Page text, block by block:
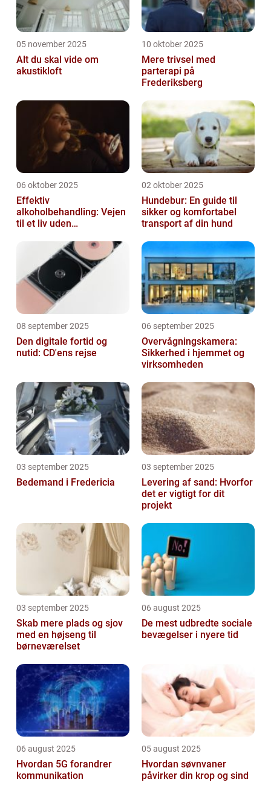
05 november 2025
Alt du skal vide om
akustikloft
10 oktober 2025
Mere trivsel med
parterapi på
Frederiksberg
06 oktober 2025
Effektiv
alkoholbehandling: Vejen
til et liv uden
02 oktober 2025
Hundebur: En guide til
sikker og komfortabel
transport af din hund
08 september 2025
Den digitale fortid og
nutid: CD'ens rejse
06 september 2025
Overvågningskamera:
Sikkerhed i hjemmet og
virksomheden
03 september 2025
Bedemand i Fredericia
03 september 2025
Levering af sand: Hvorfor
det er vigtigt for dit
projekt
03 september 2025
Skab mere plads og sjov
med en højseng til
børneværelset
06 august 2025
De mest udbredte sociale
bevægelser i nyere tid
06 august 2025
Hvordan 5G forandrer
kommunikation
05 august 2025
Hvordan søvnvaner
påvirker din krop og sind